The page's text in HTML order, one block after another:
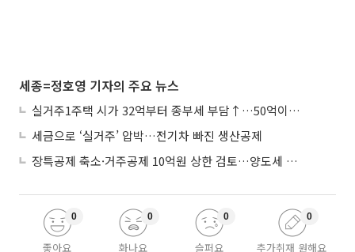
세종=정호영 기자의 주요 뉴스
실거주1주택 시가 32억부터 종부세 부담↑…50억이면 454→979만원
세금으로 ‘실거주’ 압박…전기차 빠진 생산공제
장특공제 축소·거주공제 10억원 상한 검토…양도세 실거주 중심 개편
좋아요
0
화나요
0
슬퍼요
0
추가취재 원해요
0